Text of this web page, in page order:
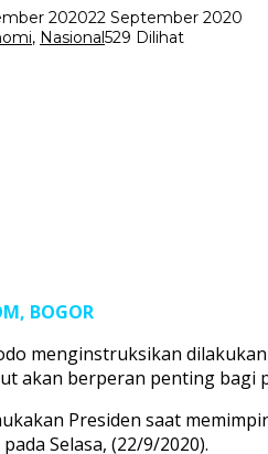
202022 September 2020
, Nasional529 Dilihat
BOGOR
menginstruksikan
akan berperan penting bagi
Presiden saat
Selasa, (22/9/2020).